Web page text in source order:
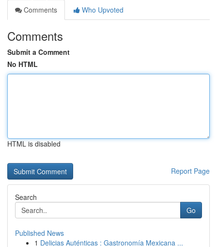
Comments
Who Upvoted
Comments
Submit a Comment
No HTML
HTML is disabled
Report Page
Search
Go
Published News
1 Delicias Auténticas : Gastronomía Mexicana ...